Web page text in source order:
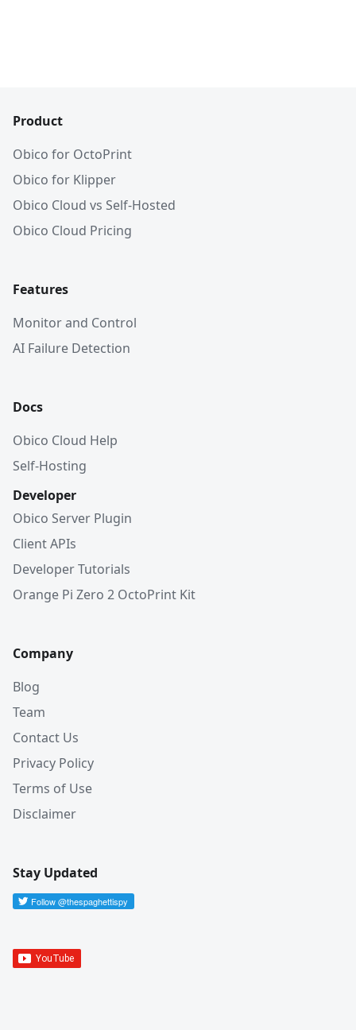
Product
Obico for OctoPrint
Obico for Klipper
Obico Cloud vs Self-Hosted
Obico Cloud Pricing
Features
Monitor and Control
AI Failure Detection
Docs
Obico Cloud Help
Self-Hosting
Developer
Obico Server Plugin
Client APIs
Developer Tutorials
Orange Pi Zero 2 OctoPrint Kit
Company
Blog
Team
Contact Us
Privacy Policy
Terms of Use
Disclaimer
Stay Updated